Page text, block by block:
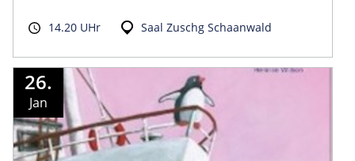
14.20 UHr Saal Zuschg Schaanwald
26.
Jan